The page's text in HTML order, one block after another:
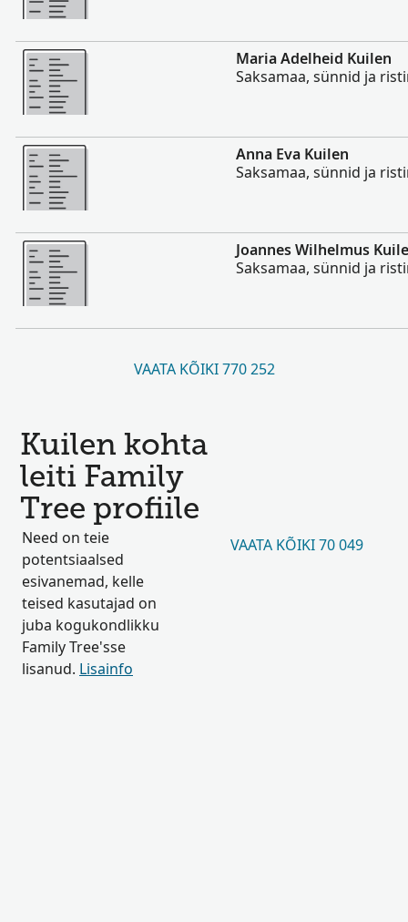
Rohkem
Maria Adelheid Kuilen
Saksamaa, sünnid ja
Rohkem
Anna Eva Kuilen
Saksamaa, sünnid ja
Rohkem
Joannes Wilhelmus
Saksamaa, sünnid ja
VAATA KÕIKI 770 252
Kuilen kohta
leiti Family
Tree profiile
Need on teie
potentsiaalsed
esivanemad, kelle
teised kasutajad on
juba kogukondlikku
Family Tree'sse
lisanud. Lisainfo
VAATA KÕIKI 70 049